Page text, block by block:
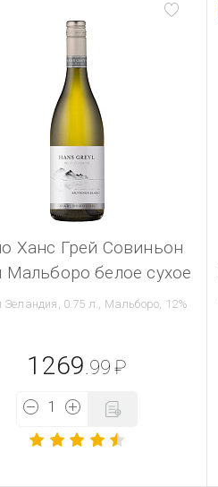
Ханс Грей Совиньон
Мальборо белое сухое
Зеландия, 0.75 л., Мальборо, 12%
1269 .99 ₽